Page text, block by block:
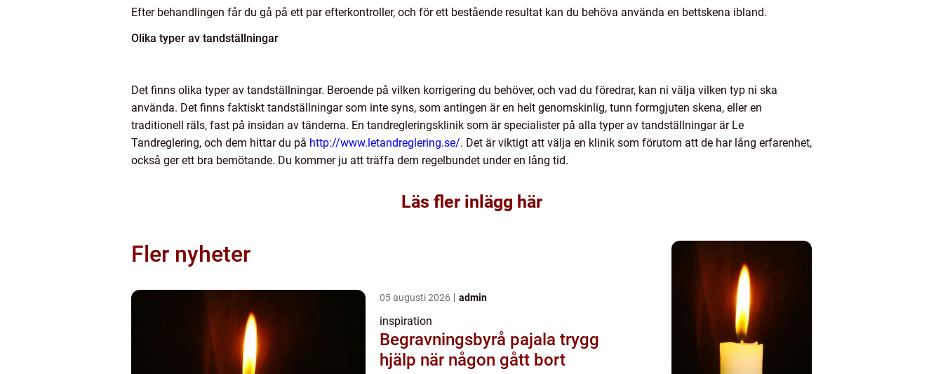
Efter behandlingen får du gå på ett par efterkontroller, och för ett bestående resultat kan du behöva använda en bettskena ibland.
Olika typer av tandställningar
Det finns olika typer av tandställningar. Beroende på vilken korrigering du behöver, och vad du föredrar, kan ni välja vilken typ ni ska
använda. Det finns faktiskt tandställningar som inte syns, som antingen är en helt genomskinlig, tunn formgjuten skena, eller en
traditionell räls, fast på insidan av tänderna. En tandregleringsklinik som är specialister på alla typer av tandställningar är Le
Tandreglering, och dem hittar du på http://www.letandreglering.se/. Det är viktigt att välja en klinik som förutom att de har lång erfarenhet,
också ger ett bra bemötande. Du kommer ju att träffa dem regelbundet under en lång tid.
Läs fler inlägg här
Fler nyheter
05 augusti 2026 admin
inspiration
Begravningsbyrå pajala trygg
hjälp när någon gått bort